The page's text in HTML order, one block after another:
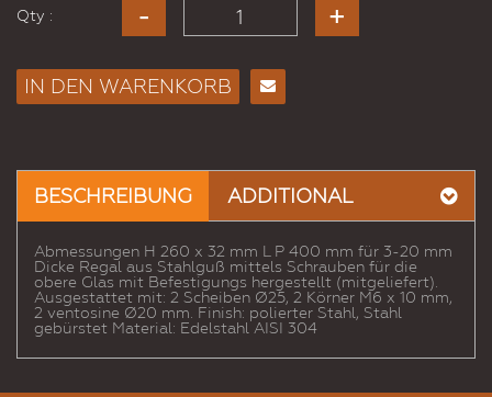
Qty :
IN DEN WARENKORB
Freund
BESCHREIBUNG ADDITIONAL
Abmessungen H 260 x 32 mm L P 400 mm für 3-20 mm
Dicke Regal aus Stahlguß mittels Schrauben für die
obere Glas mit Befestigungs hergestellt (mitgeliefert).
Ausgestattet mit: 2 Scheiben Ø25, 2 Körner M6 x 10 mm,
2 ventosine Ø20 mm. Finish: polierter Stahl, Stahl
gebürstet Material: Edelstahl AISI 304